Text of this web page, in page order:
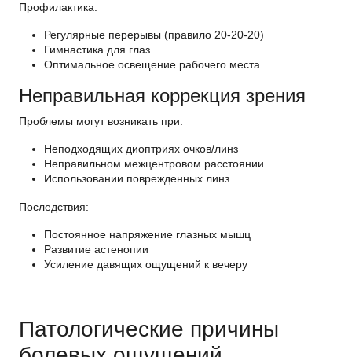
Профилактика:
Регулярные перерывы (правило 20-20-20)
Гимнастика для глаз
Оптимальное освещение рабочего места
Неправильная коррекция зрения
Проблемы могут возникать при:
Неподходящих диоптриях очков/линз
Неправильном межцентровом расстоянии
Использовании поврежденных линз
Последствия:
Постоянное напряжение глазных мышц
Развитие астенопии
Усиление давящих ощущений к вечеру
Патологические причины